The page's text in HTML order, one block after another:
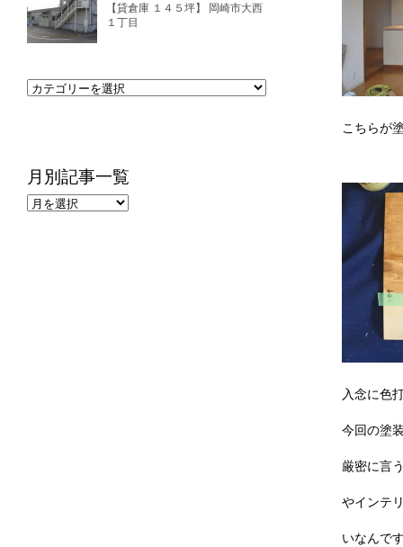
こちらが
入念に色
今回の塗
厳密に言
やインテ
いなんで
【貸倉庫 １４５坪】 岡崎市大西
１丁目
月別記事一覧